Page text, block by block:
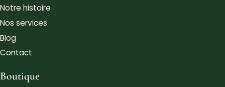
Notre histoire
Nos services
Blog
Contact
Boutique